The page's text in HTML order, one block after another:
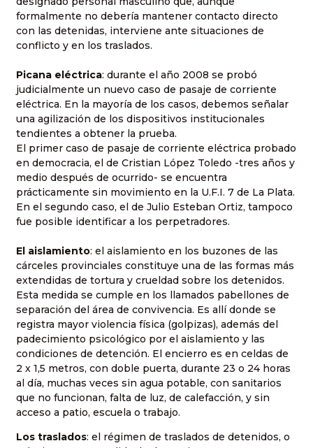
formalmente no debería mantener contacto directo
con las detenidas, interviene ante situaciones de
conflicto y en los traslados.
Picana eléctrica: durante el año 2008 se probó
judicialmente un nuevo caso de pasaje de corriente
eléctrica. En la mayoría de los casos, debemos señalar
una agilización de los dispositivos institucionales
tendientes a obtener la prueba.
El primer caso de pasaje de corriente eléctrica probado
en democracia, el de Cristian López Toledo -tres años y
medio después de ocurrido- se encuentra
prácticamente sin movimiento en la U.F.I. 7 de La Plata.
En el segundo caso, el de Julio Esteban Ortiz, tampoco
fue posible identificar a los perpetradores.
El aislamiento: el aislamiento en los buzones de las
cárceles provinciales constituye una de las formas más
extendidas de tortura y crueldad sobre los detenidos.
Esta medida se cumple en los llamados pabellones de
separación del área de convivencia. Es allí donde se
registra mayor violencia física (golpizas), además del
padecimiento psicológico por el aislamiento y las
condiciones de detención. El encierro es en celdas de
2 x 1,5 metros, con doble puerta, durante 23 o 24 horas
al día, muchas veces sin agua potable, con sanitarios
que no funcionan, falta de luz, de calefacción, y sin
acceso a patio, escuela o trabajo.
Los traslados: el régimen de traslados de detenidos, o